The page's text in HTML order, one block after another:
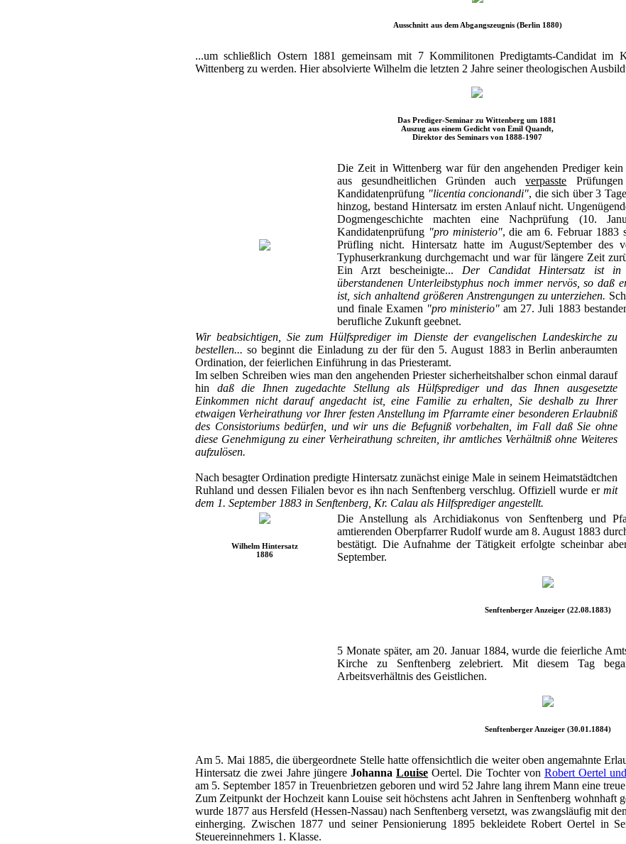
Ausschnitt aus dem Abgangszeugnis (Berlin 1880)
...um schließlich Ostern 1881 gemeinsam mit 7 Kommilitonen Predigtamts-Candidat im
Wittenberg zu werden. Hier absolvierte Wilhelm die letzten 2 Jahre seiner theologischen
Das Prediger-Seminar zu Wittenberg um 1881
Auszug aus einem Gedicht von Emil Quandt,
Direktor des Seminars von 1888-1907
Die Zeit in Wittenberg war für den angehenden Prediger kein
aus gesundheitlichen Gründen auchverpasste
Kandidatenprüfung "licentia concionandi", die sich über 3
hinzog, bestand Hintersatz im ersten Anlauf nicht.
Dogmengeschichte machten eine Nachprüfung (10.
Kandidatenprüfung "pro ministerio", die am 6. Februar 1883
Prüfling nicht. Hintersatz hatte im August/September des
Typhuserkrankung durchgemacht und war für längere Zeit
Ein Arzt bescheinigte... Der Candidat Hintersatz ist
überstandenen Unterleibstyphus noch immer nervös, so daß
ist, sich anhaltend größeren Anstrengungen zu unterziehen.
und finale Examen "pro ministerio" am 27. Juli 1883
berufliche Zukunft geebnet.
Wir beabsichtigen, Sie zum Hülfsprediger im Dienste der evangelischen Landeskirche zu
bestellen... so beginnt die Einladung zu der für den 5. August 1883 in Berlin anberaumten
Ordination, der feierlichen Einführung in das Priesteramt.
Im selben Schreiben wies man den angehenden Priester sicherheitshalber schon einmal darauf
hin daß die Ihnen zugedachte Stellung als Hülfsprediger und das Ihnen ausgesetzte
Einkommen nicht darauf angedacht ist, eine Familie zu erhalten, Sie deshalb zu Ihrer
etwaigen Verheirathung vor Ihrer festen Anstellung im Pfarramte einer besonderen Erlaubniß
des Consistoriums bedürfen, und wir uns die Befugniß vorbehalten, im Fall daß Sie ohne
diese Genehmigung zu einer Verheirathung schreiten, ihr amtliches Verhältniß ohne Weiteres
aufzulösen.
Nach besagter Ordination predigte Hintersatz zunächst einige Male in seinem Heimatstädtchen
Ruhland und dessen Filialen bevor es ihn nach Senftenberg verschlug. Offiziell wurde er mit
dem 1. September 1883 in Senftenberg, Kr. Calau als Hilfsprediger angestellt.
Wilhelm Hintersatz
1886
Die Anstellung als Archidiakonus von Senftenberg und
amtierenden Oberpfarrer Rudolf wurde am 8. August 1883
bestätigt. Die Aufnahme der Tätigkeit erfolgte scheinbar
September.
Senftenberger Anzeiger (22.08.1883)
5 Monate später, am 20. Januar 1884, wurde die feierliche
Kirche zu Senftenberg zelebriert. Mit diesem Tag
Arbeitsverhältnis des Geistlichen.
Senftenberger Anzeiger (30.01.1884)
Am 5. Mai 1885, die übergeordnete Stelle hatte offensichtlich die weiter oben angemahnte
Hintersatz die zwei Jahre jüngere JohannaLouise Oertel. Die Tochter von Robert Oertel
am 5. September 1857 in Treuenbrietzen geboren und wird 52 Jahre lang ihrem Mann eine
Zum Zeitpunkt der Hochzeit kann Louise seit höchstens acht Jahren in Senftenberg wohnhaft
wurde 1877 aus Hersfeld (Hessen-Nassau) nach Senftenberg versetzt, was zwangsläufig mit
einherging. Zwischen 1877 und seiner Pensionierung 1895 bekleidete Robert Oertel in
Steuereinnehmers 1. Klasse.